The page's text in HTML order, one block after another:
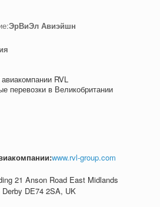
ЭрВиЭл Авиэйшн
RVL
перевозки в Великобритании
www.rvl-group.com
21 Anson Road East Midlands
DE74 2SA, UK